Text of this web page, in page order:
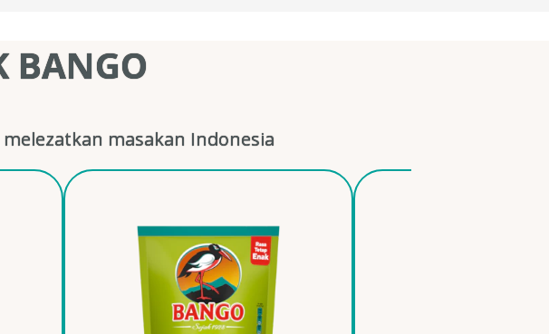
BANGO
masakan Indonesia